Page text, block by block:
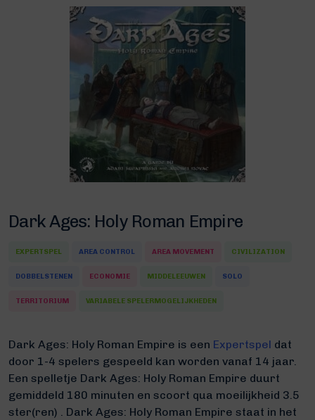
Dark Ages: Holy Roman Empire
EXPERTSPEL AREA CONTROL AREA MOVEMENT CIVILIZATION
DOBBELSTENEN ECONOMIE MIDDELEEUWEN SOLO
TERRITORIUM VARIABELE SPELERMOGELIJKHEDEN
Dark Ages: Holy Roman Empire is een Expertspel dat
door 1-4 spelers gespeeld kan worden vanaf 14 jaar.
Een spelletje Dark Ages: Holy Roman Empire duurt
gemiddeld 180 minuten en scoort qua moeilijkheid 3.5
ster(ren) . Dark Ages: Holy Roman Empire staat in het